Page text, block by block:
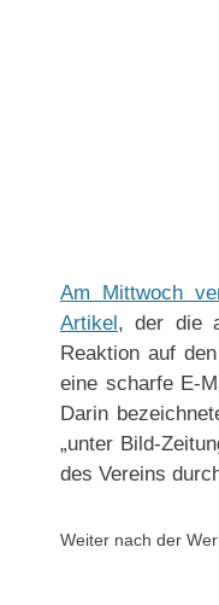
Am Mittwoch
Artikel, der die
Reaktion auf
eine scharfe E-
Darin
„unter Bild-
des Vereins
Weiter nach der